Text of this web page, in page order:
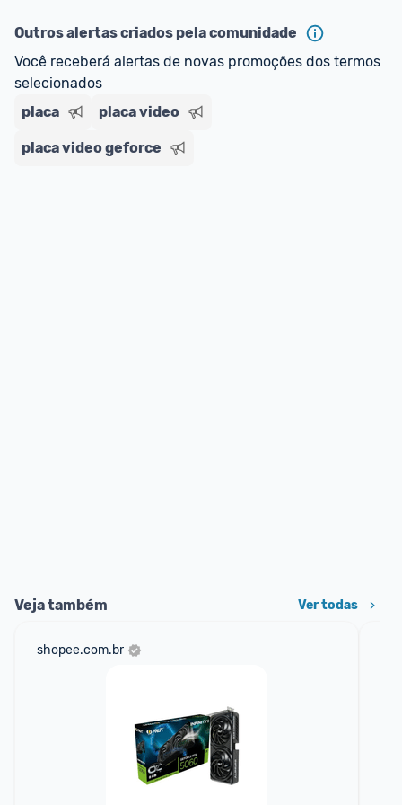
Outros alertas criados pela comunidade
Você receberá alertas de novas promoções dos termos
selecionados
placa
placa video
placa video geforce
Veja também Ver todas
shopee.com.br